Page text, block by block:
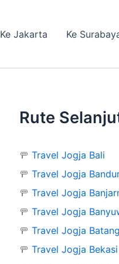
Ke Jakarta Ke
Rute
🚥 Travel Jogja Bali
🚥 Travel Jogja
🚥 Travel Jogja
🚥 Travel Jogja
🚥 Travel Jogja Batang
🚥 Travel Jogja Bekasi